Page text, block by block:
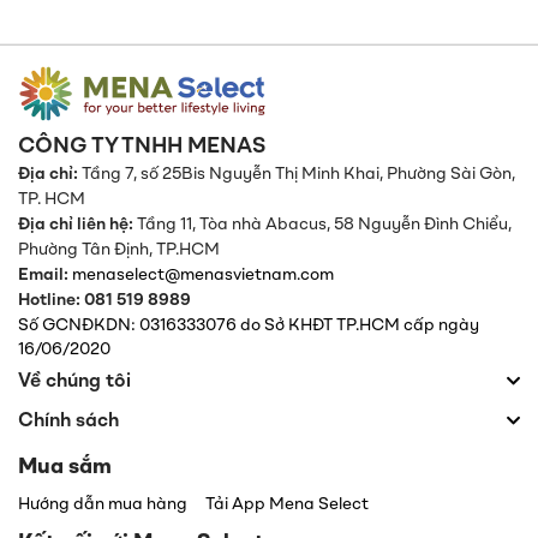
CÔNG TY TNHH MENAS
Địa chỉ:Tầng 7, số 25Bis Nguyễn Thị Minh Khai, Phường Sài Gòn,
TP. HCM
Địa chỉ liên hệ:Tầng 11, Tòa nhà Abacus, 58 Nguyễn Đình Chiểu,
Phường Tân Định,TP.HCM
Email: menaselect@menasvietnam.com
Hotline: 081 519 8989
Số GCNĐKDN: 0316333076 do Sở KHĐT TP.HCM cấp ngày
16/06/2020
Về chúng tôi
Chính sách
Mua sắm
Hướng dẫn mua hàng Tải App Mena Select